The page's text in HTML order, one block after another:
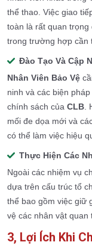
thể thao. Việc giao
toàn là rất quan
trong trường hợp cần
Đào Tạo Và Cập
Nhân Viên Bảo Vệ
ninh và các biện
chính sách của CLB
mối đe dọa mới và
có thể làm việc hiệu
Thực Hiện Các
Ngoài các nhiệm vụ
dựa trên cấu trúc tổ
thể bao gồm việc giữ
vệ các nhân vật quan
3, Lợi Ích Khi